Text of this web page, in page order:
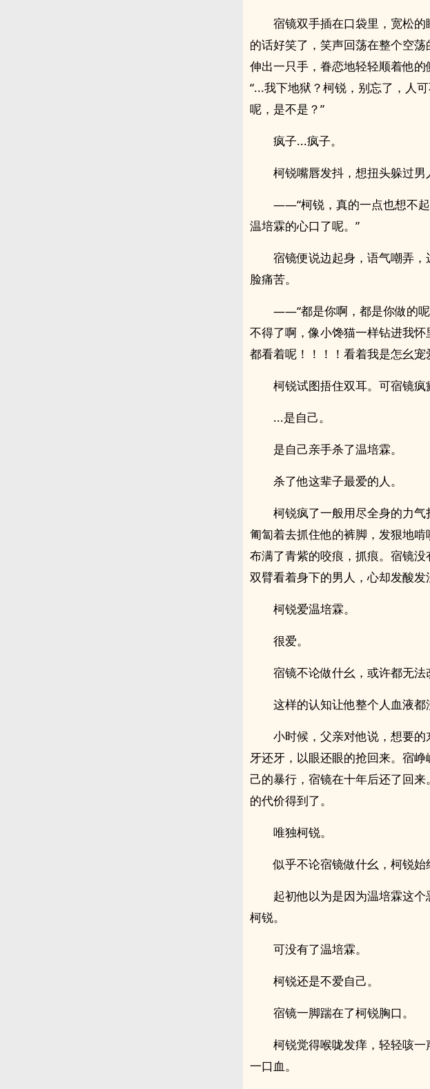
宿镜双手插在口袋里，宽松
的话好笑了，笑声回荡在整个空
伸出一只手，眷恋地轻轻顺着他
“...我下地狱？柯锐，别忘了，人
呢，是不是？”
疯子...疯子。
柯锐嘴唇发抖，想扭头躲过男
——“柯锐，真的一点也想不
温培霖的心口了呢。”
宿镜便说边起身，语气嘲弄
脸痛苦。
——“都是你啊，都是你做的
不得了啊，像小馋猫一样钻进我
都看着呢！！！！看着我是怎幺宠
柯锐试图捂住双耳。可宿镜疯
...是自己。
是自己亲手杀了温培霖。
杀了他这辈子最爱的人。
柯锐疯了一般用尽全身的力
匍匐着去抓住他的裤脚，发狠地
布满了青紫的咬痕，抓痕。宿镜
双臂看着身下的男人，心却发酸发
柯锐爱温培霖。
很爱。
宿镜不论做什幺，或许都无法
这样的认知让他整个人血液都
小时候，父亲对他说，想要
牙还牙，以眼还眼的抢回来。宿
己的暴行，宿镜在十年后还了回
的代价得到了。
唯独柯锐。
似乎不论宿镜做什幺，柯锐始
起初他以为是因为温培霖这
柯锐。
可没有了温培霖。
柯锐还是不爱自己。
宿镜一脚踹在了柯锐胸口。
柯锐觉得喉咙发痒，轻轻咳
一口血。